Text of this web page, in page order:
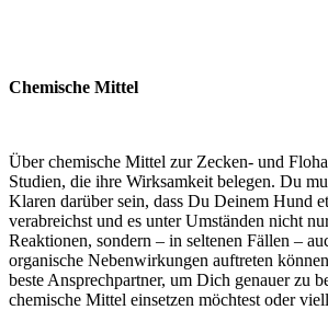
Chemische Mittel
Über chemische Mittel zur Zecken- und
Studien, die ihre Wirksamkeit belegen. Du
Klaren darüber sein, dass Du Deinem Hund
verabreichst und es unter Umständen nicht
Reaktionen, sondern – in seltenen Fällen –
organische Nebenwirkungen auftreten
beste Ansprechpartner, um Dich genauer zu
chemische Mittel einsetzen möchtest oder